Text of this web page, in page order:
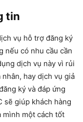
tin
vụ hỗ trợ đăng ký
nếu có nhu cầu cần
dịch vụ này vì rủi
hay dịch vụ giả
ký và đáp ứng
sẽ giúp khách hàng
mình một cách tốt